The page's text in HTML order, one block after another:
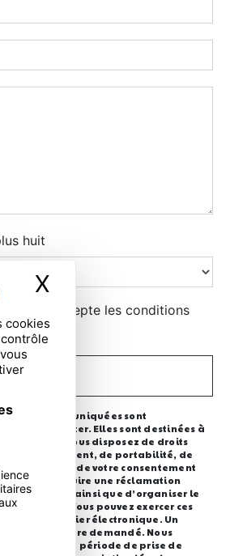
cookies
X Masquer le
huit
case, j'accepte les conditions
**
ENVOYER
communiquées sont
vous contacter. Elles sont destinées à
traitants. Vous disposez de droits
d’effacement, de portabilité, de
de retrait de votre consentement
droit d’introduire une réclamation
de contrôle, ainsi que d’organiser le
mortem. Vous pouvez exercer ces
ou par courrier électronique. Un
vous être demandé. Nous
pendant la période de prise de